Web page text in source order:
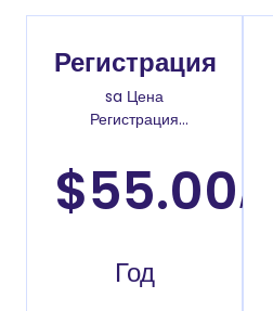
Регистрация
sa Цена
Регистрация
$55.00/
Год